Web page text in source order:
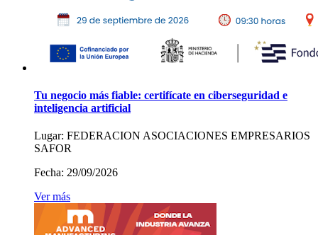
Tu negocio más fiable: certifícate en ciberseguridad e
inteligencia artificial
Lugar: FEDERACION ASOCIACIONES EMPRESARIOS
SAFOR
Fecha: 29/09/2026
Ver más